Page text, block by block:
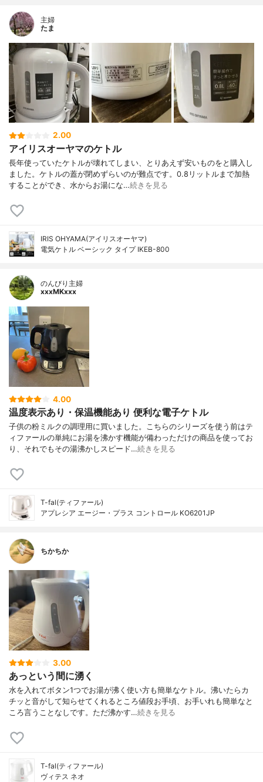
主婦
たま
2.00
アイリスオーヤマのケトル
長年使っていたケトルが壊れてしまい、とりあえず安いものをと購入し
ました。ケトルの蓋が閉めずらいのが難点です。0.8リットルまで加熱
することができ、水からお湯にな…続きを見る
IRIS OHYAMA(アイリスオーヤマ)
電気ケトル ベーシック タイプ IKEB-800
のんびり主婦
xxxMKxxx
4.00
温度表示あり・保温機能あり 便利な電子ケトル
子供の粉ミルクの調理用に買いました。こちらのシリーズを使う前はテ
ィファールの単純にお湯を沸かす機能が備わっただけの商品を使ってお
り、それでもその湯沸かしスピード…続きを見る
T-fal(ティファール)
アプレシア エージー・プラス コントロール KO6201JP
ちかちか
3.00
あっという間に湧く
水を入れてボタン1つでお湯が沸く使い方も簡単なケトル。沸いたらカ
チッと音がして知らせてくれるところ値段お手頃、お手いれも簡単なと
ころ言うことなしです。ただ沸かす…続きを見る
T-fal(ティファール)
ヴィテス ネオ